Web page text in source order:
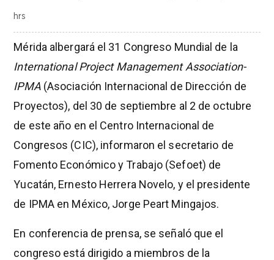
hrs
Mérida albergará el 31 Congreso Mundial de la
International Project Management Association-
IPMA (Asociación Internacional de Dirección de
Proyectos), del 30 de septiembre al 2 de octubre
de este año en el Centro Internacional de
Congresos (CIC), informaron el secretario de
Fomento Económico y Trabajo (Sefoet) de
Yucatán, Ernesto Herrera Novelo, y el presidente
de IPMA en México, Jorge Peart Mingajos.
En conferencia de prensa, se señaló que el
congreso está dirigido a miembros de la